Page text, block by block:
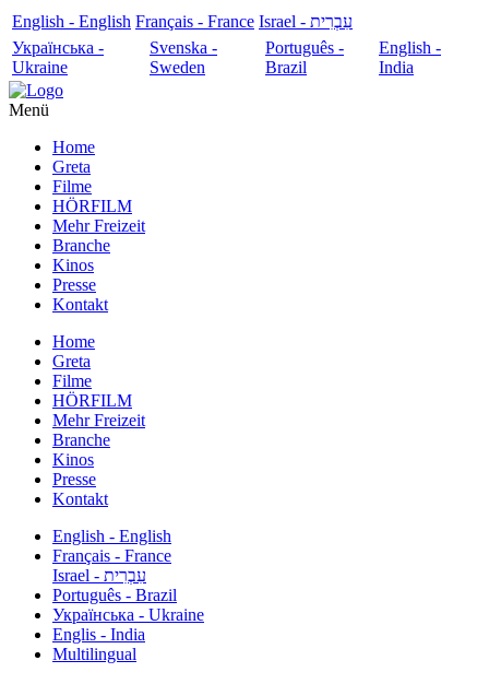
English - English Français - France
עִבְרִית - Israel
Українська -
Ukraine
Svenska -
Sweden
Português -
Brazil
English -
India
Menü
Home
Greta
Filme
HÖRFILM
Mehr Freizeit
Branche
Kinos
Presse
Kontakt
Home
Greta
Filme
HÖRFILM
Mehr Freizeit
Branche
Kinos
Presse
Kontakt
English - English
Français - France
עִבְרִית - Israel
Português - Brazil
Українська - Ukraine
Englis - India
Multilingual